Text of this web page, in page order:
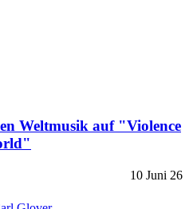
Weltmusik auf "Violence
10 Juni 26